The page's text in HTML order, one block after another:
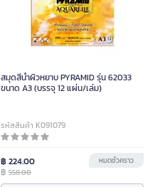
สมุดสีน้ำผิวหยาบ PYRAMID รุ่น 62033
ขนาด A3 (บรรจุ 12 แผ่น/เล่ม)
รหัสสินค้า K091079
฿ 224.00
฿ 558.00
หมดชั่วคราว